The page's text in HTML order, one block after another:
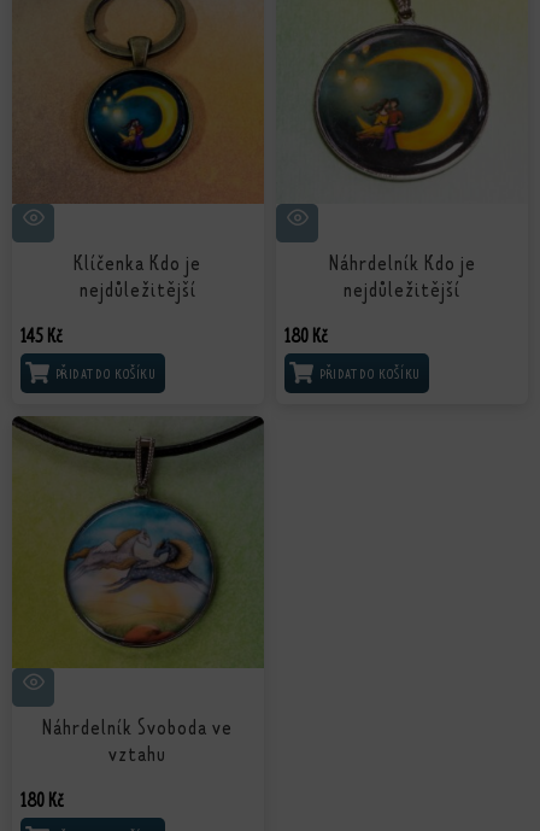
Klíčenka Kdo je
nejdůležitější
145 Kč
PŘIDAT DO KOŠÍKU
Náhrdelník Kdo je
nejdůležitější
180 Kč
PŘIDAT DO KOŠÍKU
Náhrdelník Svoboda ve
vztahu
180 Kč